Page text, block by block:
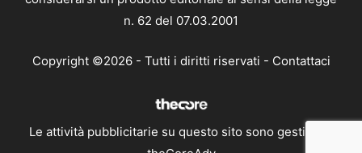
n. 62 del 07.03.2001
Copyright ©2026 - Tutti i diritti riservati - Contattaci
Le attività pubblicitarie su questo sito sono gestite da